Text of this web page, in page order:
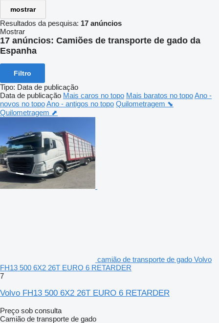
mostrar
Resultados da pesquisa: 17 anúncios
Mostrar
17 anúncios: Camiões de transporte de gado da
Espanha
Filtro
Tipo: Data de publicação
Data de publicação Mais caros no topo Mais baratos no topoAno -
novos no topoAno - antigos no topo Quilometragem ⬊
Quilometragem ⬈
camião de transporte de gado Volvo
FH13 500 6X2 26T EURO 6 RETARDER
7
Volvo FH13 500 6X2 26T EURO 6 RETARDER
Preço sob consulta
Camião de transporte de gado